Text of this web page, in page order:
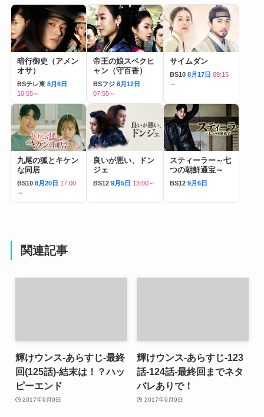
暗行御史（アメン
オサ）
BSテレ東 8月6日
10:55～
帝王の娘スベクヒ
ャン（守百香）
BSフジ 8月12日
07:55～
サイムダン
BS10 8月17日 09:15
～
九尾の狐とキケン
な同居
BS10 8月20日 17:00
～
良いが悪い、ドン
ジェ
BS12 9月5日 13:00～
スティーラー～七
つの朝鮮通宝～
BS12 9月6日
関連記事
輝けウンス-あらすじ-最終
回(125話)-結末は！？ハッ
ピーエンド
2017年9月9日
輝けウンス-あらすじ-123
話-124話-最終回までネタ
バレありで！
2017年9月9日